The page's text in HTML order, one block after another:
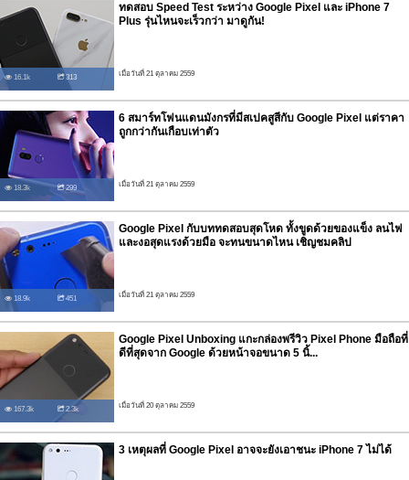
16.1k 313
ทดสอบ Speed Test ระหว่าง Google Pixel และ iPhone 7
Plus รุ่นไหนจะเร็วกว่า มาดูกัน!
เมื่อวันที่ 21 ตุลาคม 2559
18.3k 299
6 สมาร์ทโฟนแดนมังกรที่มีสเปคสูสีกับ Google Pixel แต่ราคา
ถูกกว่ากันเกือบเท่าตัว
เมื่อวันที่ 21 ตุลาคม 2559
18.9k 451
Google Pixel กับบททดสอบสุดโหด ทั้งขูดด้วยของแข็ง ลนไฟ
และงอสุดแรงด้วยมือ จะทนขนาดไหน เชิญชมคลิป
เมื่อวันที่ 21 ตุลาคม 2559
167.3k 2.3k
Google Pixel Unboxing แกะกล่องพรีวิว Pixel Phone มือถือที่
ดีที่สุดจาก Google ด้วยหน้าจอขนาด 5 นิ้...
เมื่อวันที่ 20 ตุลาคม 2559
3 เหตุผลที่ Google Pixel อาจจะยังเอาชนะ iPhone 7 ไม่ได้